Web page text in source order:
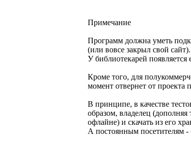
Примечание
Программ должна уметь
(или вовсе закрыл свой сайт).
У библиотекарей
Кроме того, для
момент отвернет от проекта
В принципе, в качестве
образом, владелец
офлайне) и скачать из его
А постоянным посетителям